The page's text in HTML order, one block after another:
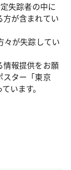
失踪者の中に
方が含まれてい
々が失踪してい
報提供をお願
スター「東京
います。